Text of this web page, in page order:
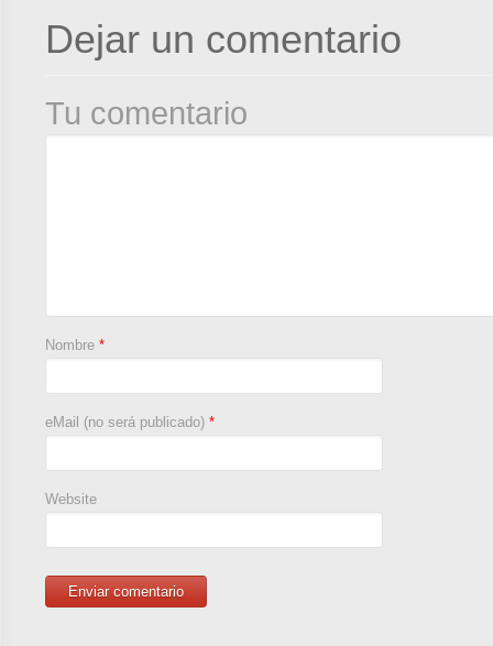
Dejar un comentario
Tu comentario
Nombre *
eMail (no será publicado) *
Website